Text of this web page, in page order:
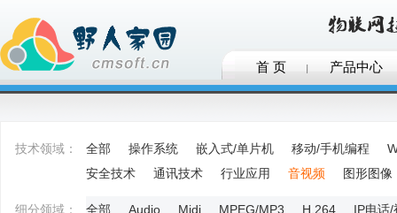
首 页 产品中心
技术领域： 全部 操作系统 嵌入式/单片机 移动/手机编程
安全技术
通讯技术 行业应用 音视频 图形图像
细分领域： 全部 Audio Midi MPEG/MP3 H.264 IP电话/